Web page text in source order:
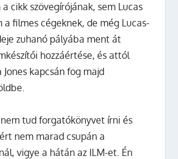
cikk szövegírójának, sem Lucas
a filmes cégeknek, de még Lucas-
zuhanó pályába ment át
hozzáértése, és attól
kapcsán fog majd
tud forgatókönyvet írni és
nem marad csupán a
vigye a hátán az ILM-et. Én